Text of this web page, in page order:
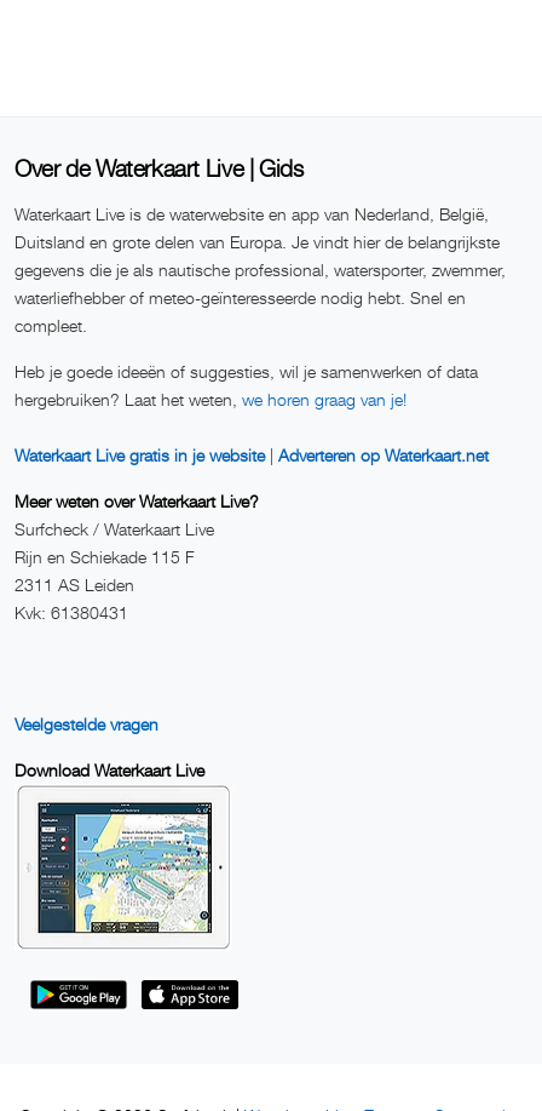
Over de Waterkaart Live | Gids
Waterkaart Live is de waterwebsite en app van Nederland, België,
Duitsland en grote delen van Europa. Je vindt hier de belangrijkste
gegevens die je als nautische professional, watersporter, zwemmer,
waterliefhebber of meteo-geïnteresseerde nodig hebt. Snel en
compleet.
Heb je goede ideeën of suggesties, wil je samenwerken of data
hergebruiken? Laat het weten, we horen graag van je!
Waterkaart Live gratis in je website| Adverteren op Waterkaart.net
Meer weten over Waterkaart Live?
Surfcheck / Waterkaart Live
Rijn en Schiekade 115 F
2311 AS Leiden
Kvk: 61380431
Veelgestelde vragen
Download Waterkaart Live